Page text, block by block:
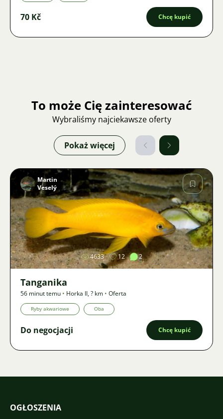
70 Kč Chcę kupić
To może Cię zainteresować
Wybraliśmy najciekawsze oferty
Pokaż więcej
Zdjęcie
Martin
Veselý
4633 12 2
Tanganika
56 minut temu • Horka II,? km • Oferta
Ryby akwariowe Oba
Do negocjacji Chcę kupić
OGŁOSZENIA